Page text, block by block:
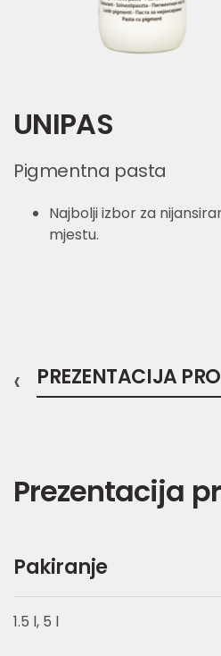
UNIPAS
Pigmentna pasta
Najbolji izbor za
mjestu.
PREZENTACIJA
‹
Prezentacija
Pakiranje
1.5 l, 5 l